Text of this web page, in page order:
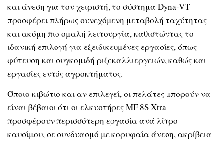
και άνεση για τον χειριστή, το σύστημα Dyna-VT
προσφέρει πλήρως συνεχόμενη μεταβολή ταχύτητας
και ακόμη πιο ομαλή λειτουργία, καθιστώντας το
ιδανική επιλογή για εξειδικευμένες εργασίες, όπως
φύτευση και συγκομιδή ριζοκαλλιεργειών, καθώς και
εργασίες εντός αγροκτήματος.
Όποιο κιβώτιο και αν επιλεγεί, οι πελάτες μπορούν να
είναι βέβαιοι ότι οι ελκυστήρες MF 8S Xtra
προσφέρουν περισσότερη εργασία ανά λίτρο
καυσίμου, σε συνδυασμό με κορυφαία άνεση, ακρίβεια